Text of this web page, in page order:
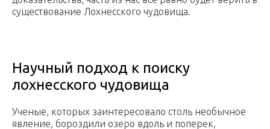
существование Лохнесского чудовища.
Научный подход к поиску
лохнесского чудовища
Ученые, которых заинтересовало столь необычное
явление, бороздили озеро вдоль и поперек,